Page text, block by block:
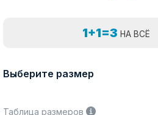
1+1=3 НА ВСЁ
Выберите размер
Таблица размеров